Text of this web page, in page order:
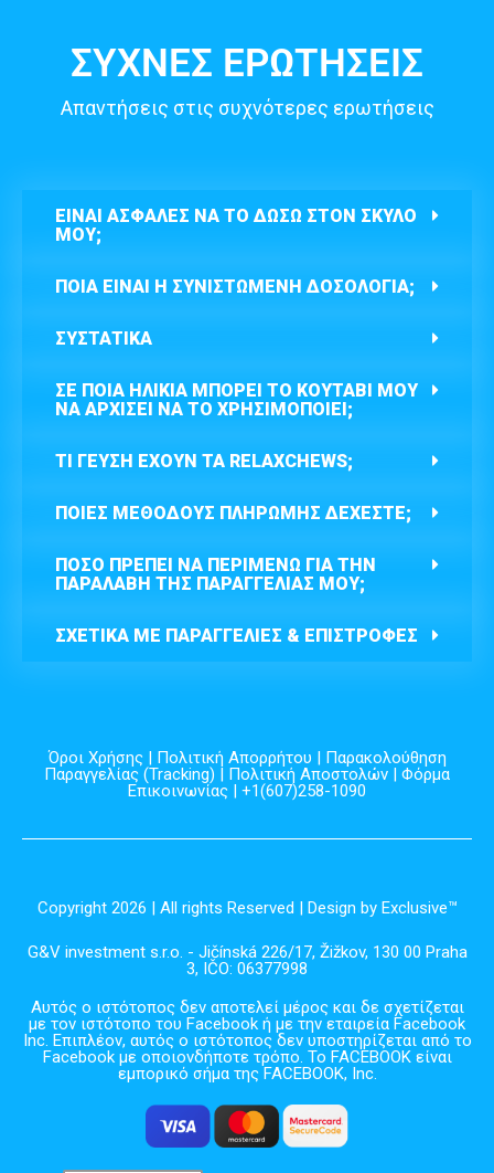
ΣΥΧΝΕΣ ΕΡΩΤΗΣΕΙΣ
Απαντήσεις στις συχνότερες ερωτήσεις
ΕΊΝΑΙ ΑΣΦΑΛΈΣ ΝΑ ΤΟ ΔΏΣΩ ΣΤΟΝ ΣΚΎΛΟ
ΜΟΥ;
ΠΟΙΑ ΕΊΝΑΙ Η ΣΥΝΙΣΤΏΜΕΝΗ ΔΟΣΟΛΟΓΊΑ;
ΣΥΣΤΑΤΙΚΑ
ΣΕ ΠΟΙΑ ΗΛΙΚΊΑ ΜΠΟΡΕΊ ΤΟ ΚΟΥΤΆΒΙ ΜΟΥ
ΝΑ ΑΡΧΊΣΕΙ ΝΑ ΤΟ ΧΡΗΣΙΜΟΠΟΙΕΊ;
ΤΙ ΓΕΎΣΗ ΈΧΟΥΝ ΤΑ RELAXCHEWS;
ΠΟΙΕΣ ΜΕΘΌΔΟΥΣ ΠΛΗΡΩΜΉΣ ΔΈΧΕΣΤΕ;
ΠΌΣΟ ΠΡΈΠΕΙ ΝΑ ΠΕΡΙΜΈΝΩ ΓΙΑ ΤΗΝ
ΠΑΡΑΛΑΒΉ ΤΗΣ ΠΑΡΑΓΓΕΛΊΑΣ ΜΟΥ;
ΣΧΕΤΙΚΆ ΜΕ ΠΑΡΑΓΓΕΛΊΕΣ & ΕΠΙΣΤΡΟΦΈΣ
Όροι Χρήσης| Πολιτική Απορρήτου
Παρακολούθηση
Παραγγελίας (Tracking)
Πολιτική Αποστολών
Φόρμα
Επικοινωνίας | +1(607)258-1090
Copyright 2026 | All rights Reserved | Design by Exclusive™️
G&V investment s.r.o. - Jičínská 226/17, Žižkov, 130 00 Praha
3, IČO: 06377998
Αυτός ο ιστότοπος δεν αποτελεί μέρος και δε σχετίζεται
με τον ιστότοπο του Facebook ή με την εταιρεία Facebook
Inc. Επιπλέον, αυτός ο ιστότοπος δεν υποστηρίζεται από το
Facebook με οποιονδήποτε τρόπο. Το FACEBOOK είναι
εμπορικό σήμα της FACEBOOK, Inc.